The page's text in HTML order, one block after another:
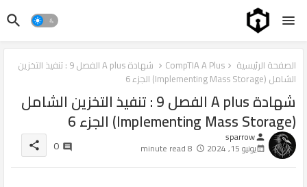
الصفحة الرئيسية CompTIA A Plus
شهادة A plus الفصل 9 : تنفيذ التخزين
الشامل (Implementing Mass Storage) الجزء 6
شهادة A plus الفصل 9 : تنفيذ التخزين الشامل
(Implementing Mass Storage) الجزء 6
person
sparrow
يونيو 15, 2024 8 minute read
0
share